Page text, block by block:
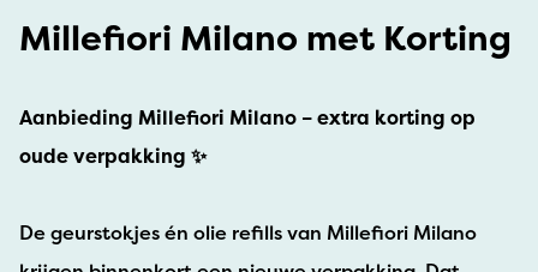
Millefiori Milano met Korting
Aanbieding Millefiori Milano – extra korting op
oude verpakking ✨
De geurstokjes én olie refills van Millefiori Milano